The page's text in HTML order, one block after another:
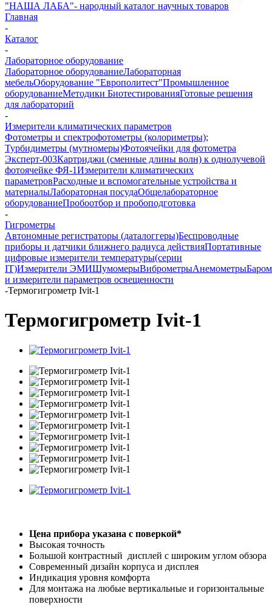
"НАША ЛАБА"- народный каталог научных товаров
Главная
-
Каталог
-
Лабораторное оборудование
Лабораторное оборудованиеЛабораторная
мебельОборудование "Европолитест"Промышленное
оборудованиеМетодики БиотестированияГотовые решения
для лабораторий
-
Измерители климатических параметров
Фотометры и спектрофотометры (колориметры);
Турбидиметры (мутномеры)Фотоячейки для фотометра
Эксперт-003Картриджи (сменные длины волн) к однолучевой
фотоячейке ФЯ-1Измерители климатических
параметровРасходные и вспомогательные устройства и
материалыЛабораторная посудаОбщелабораторное
оборудованиеПробоотбор и пробоподготовка
-
Гигрометры
Автономные регистраторы (даталоггеры)Беспроводные
приборы и датчики ближнего радиуса действияПортативные
цифровые измерители температуры(серии
IT)Измерители ЭМИШумомерыВиброметрыАнемометры
и измерители параметров освещенности
-Термогигрометр Ivit-1
Термогигрометр Ivit-1
Цена прибора указана с поверкой*
Высокая точность
Большой контрастный дисплей с широким углом обзора
Современный дизайн корпуса и дисплея
Индикация уровня комфорта
Для монтажа на любые вертикальные и горизонтальные
поверхности